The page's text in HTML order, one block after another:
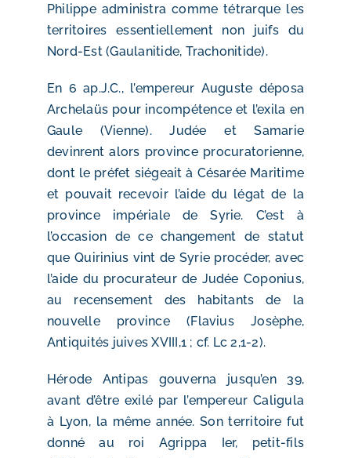
Philippe administra comme tétrarque les
territoires essentiellement non juifs du
Nord-Est (Gaulanitide, Trachonitide).
En 6 ap.J.C., l’empereur Auguste déposa
Archelaüs pour incompétence et l’exila en
Gaule (Vienne). Judée et Samarie
devinrent alors province procuratorienne,
dont le préfet siégeait à Césarée Maritime
et pouvait recevoir l’aide du légat de la
province impériale de Syrie. C’est à
l’occasion de ce changement de statut
que Quirinius vint de Syrie procéder, avec
l’aide du procurateur de Judée Coponius,
au recensement des habitants de la
nouvelle province (Flavius Josèphe,
Antiquités juives XVIII,1 ; cf. Lc 2,1-2).
Hérode Antipas gouverna jusqu’en 39,
avant d’être exilé par l’empereur Caligula
à Lyon, la même année. Son territoire fut
donné au roi Agrippa Ier, petit-fils